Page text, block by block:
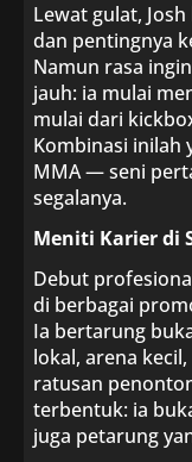
Lewat gulat,
dan pentingnya
Namun rasa
jauh: ia mulai
mulai dari
Kombinasi inilah
MMA — seni
segalanya.
Meniti Karier di
Debut
di berbagai
Ia bertarung
lokal, arena
ratusan
terbentuk: ia
juga petarung